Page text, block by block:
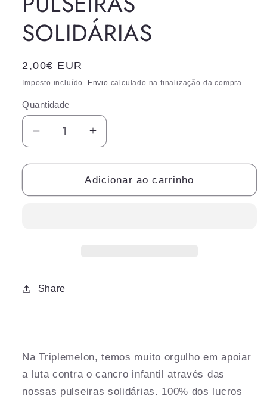
SOLIDÁRIAS
Preço
normal
2,00€ EUR
Imposto incluído. Envio calculado na finalização da compra.
Quantidade
Diminuir
a
quantidade
PULSEIRAS
Aumentar
a
quantidade
de
PULSEIRAS
Adicionar ao carrinho
Share
Na Triplemelon, temos muito orgulho em apoiar
a luta contra o cancro infantil através das
nossas pulseiras solidárias. 100% dos lucros